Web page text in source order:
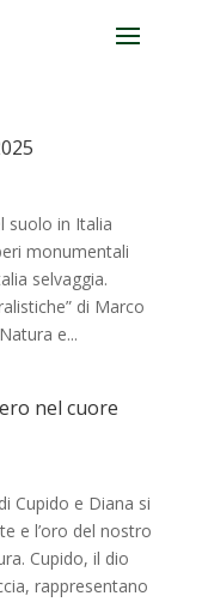
suolo in Italia
monumentali
selvaggia.
di Marco
e...
nel cuore
Cupido e Diana si
e l’oro del nostro
Cupido, il dio
rappresentano